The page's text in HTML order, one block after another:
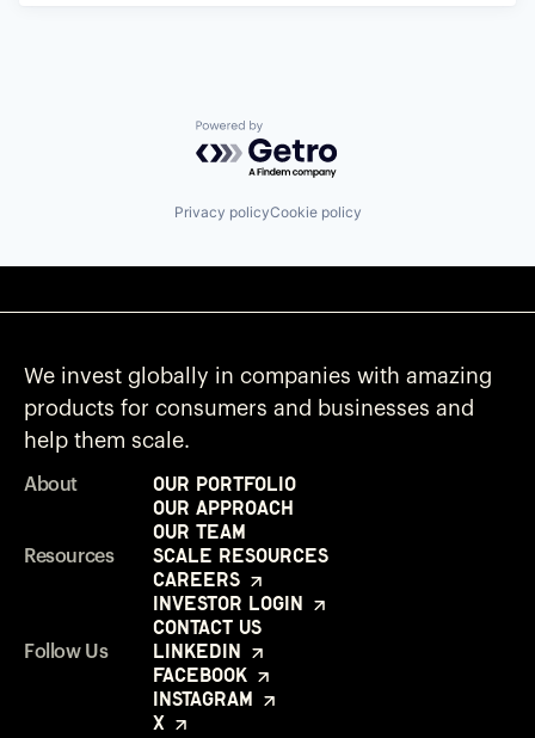
Powered by Getro.com
Privacy policyCookie policy
We invest globally in companies with amazing
products for consumers and businesses and
help them scale.
About
Our Portfolio
Our Approach
Our Team
Resources
Scale Resources
Careers
Investor Login
Contact Us
Follow Us
LinkedIn
Facebook
Instagram
X